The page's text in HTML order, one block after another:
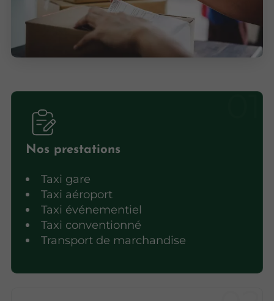
Nos prestations
Taxi gare
Taxi aéroport
Taxi événementiel
Taxi conventionné
Transport de marchandise